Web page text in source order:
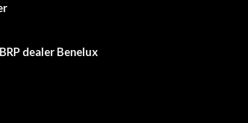
dealer Benelux